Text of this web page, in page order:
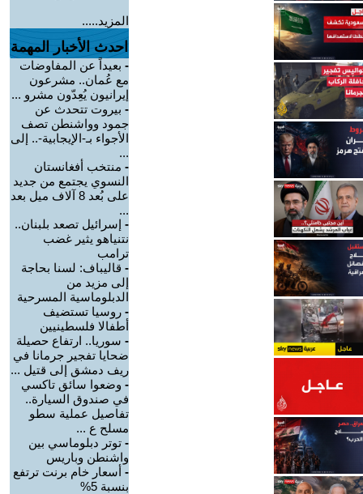
المزيد.....
احدث الأخبار المهمة
- بعيداً عن المفاوضات
مع عُمان.. مشرعون
إيرانيون يُعِدّون مشرو ...
- بيروت تتحدث عن
جمود وواشنطن تصف
الأجواء بـ-الإيجابية-.. إلى
...
- منتخب أفغانستان
النسوي يجتمع من جديد
على بُعد 8 آلاف ميل بعد
...
- إسرائيل تصعد بلبنان..
نتنياهو يثير غضب
ترامب
- قاليباف: لسنا بحاجة
إلى مزيد من
الدبلوماسية المسرحية
- روسيا تستضيف
أطفالا فلسطينيين
- سوريا.. ارتفاع حصيلة
ضحايا تفجير جرمانا في
ريف دمشق إلى قتيل ...
- وضعوا سائق تاكسي
في صندوق السيارة..
تفاصيل عملية سطو
مسلح ع ...
- توتر دبلوماسي بين
واشنطن وباريس
- أسعار خام برنت ترتفع
بنسبة 5%